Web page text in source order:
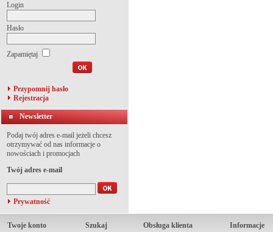
Login
Hasło
Zapamiętaj
Przypomnij hasło
Rejestracja
Newsletter
Podaj twój adres e-mail jeżeli chcesz
otrzymywać od nas informacje o
nowościach i promocjach
Twój adres e-mail
Prywatność
Twoje konto
Szukaj
Obsługa klienta
Informacje